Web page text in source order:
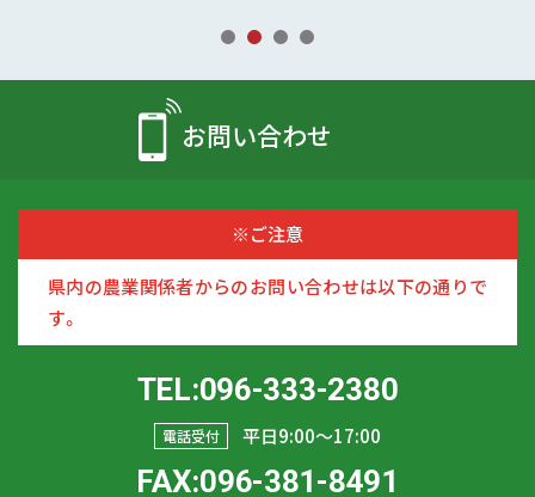
お問い合わせ
※ご注意
県内の農業関係者からのお問い合わせは以下の通りで
す。
TEL:096-333-2380
電話受付 平日9:00〜17:00
FAX:096-381-8491